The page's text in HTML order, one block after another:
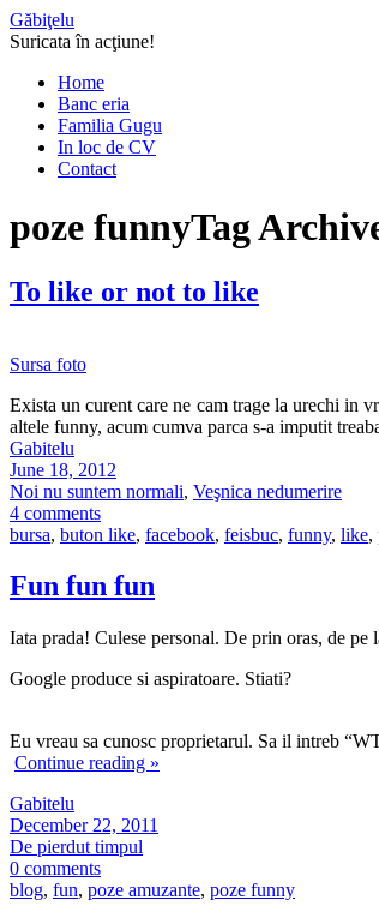
Găbiţelu
Suricata în acţiune!
Home
Banc eria
Familia Gugu
In loc de CV
Contact
poze funnyTag
To like or not to like
Sursa foto
Exista un curent care ne cam trage la urechi in
altele funny, acum cumva parca s-a imputit
Gabitelu
June 18, 2012
Noi nu suntem normali, Veşnica nedumerire
4 comments
bursa, buton like, facebook, feisbuc, funny, like,
Fun fun fun
Iata prada! Culese personal. De prin oras, de
Google produce si aspiratoare. Stiati?
Eu vreau sa cunosc proprietarul. Sa il intreb
Continue reading »
Gabitelu
December 22, 2011
De pierdut timpul
0 comments
blog, fun, poze amuzante, poze funny